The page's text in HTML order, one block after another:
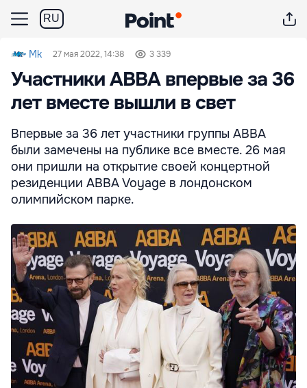
RU
Mk 27 мая 2022, 14:38 3 339
Участники ABBA впервые за 36
лет вместе вышли в свет
Впервые за 36 лет участники группы ABBA
были замечены на публике все вместе. 26 мая
они пришли на открытие своей концертной
резиденции ABBA Voyage в лондонском
олимпийском парке.